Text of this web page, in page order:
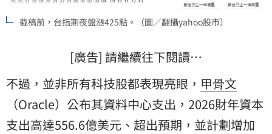
截稿前，台指期夜盤漲425點。（圖／翻攝yahoo股市）
[廣告] 請繼續往下閱讀…
不過，並非所有科技股都表現亮眼， 甲骨文
（Oracle）公布其資料中心支出，2026財年資本
支出高達556.6億美元、超出預期，並計劃增加